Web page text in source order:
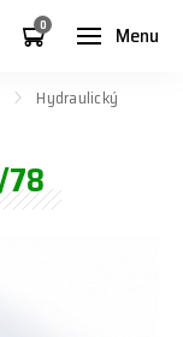
Menu
0
Hydraulický
78